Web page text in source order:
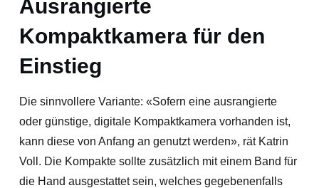
Ausrangierte
Kompaktkamera für den
Einstieg
Die sinnvollere Variante: «Sofern eine ausrangierte
oder günstige, digitale Kompaktkamera vorhanden ist,
kann diese von Anfang an genutzt werden», rät Katrin
Voll. Die Kompakte sollte zusätzlich mit einem Band für
die Hand ausgestattet sein, welches gegebenenfalls